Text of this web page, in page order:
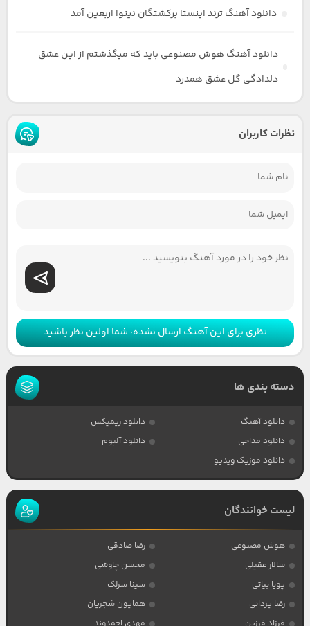
دانلود آهنگ ترند اینستا برکشتگان نینوا اربعین آمد
دانلود آهنگ هوش مصنوعی باید که میگذشتم از این عشق
دلدادگی گل عشق همدرد
نظرات کاربران
نظری برای این آهنگ ارسال نشده، شما اولین نظر باشید
دسته بندی ها
دانلود آهنگ
دانلود ریمیکس
دانلود مداحی
دانلود آلبوم
دانلود موزیک ویدیو
لیست خوانندگان
هوش مصنوعی
رضا صادقی
سالار عقیلی
محسن چاوشی
پویا بیاتی
سینا سرلک
رضا یزدانی
همایون شجریان
فرزاد فرزین
مهدی احمدوند